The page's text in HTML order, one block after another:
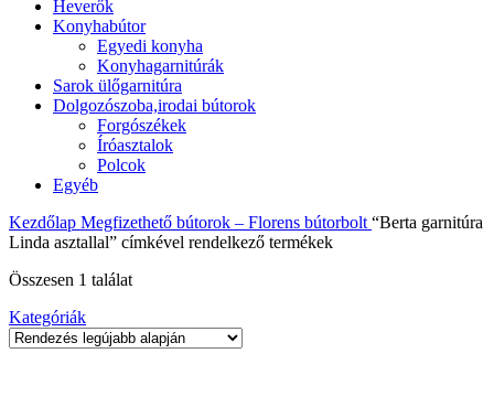
Heverők
Konyhabútor
Egyedi konyha
Konyhagarnitúrák
Sarok ülőgarnitúra
Dolgozószoba,irodai bútorok
Forgószékek
Íróasztalok
Polcok
Egyéb
Kezdőlap Megfizethető bútorok – Florens bútorbolt “Berta garnitúra
Linda asztallal” címkével rendelkező termékek
Összesen 1 találat
Kategóriák